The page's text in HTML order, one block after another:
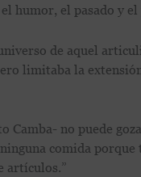
humor, el pasado y
de aquel
limitaba la
Camba- no puede
comida
artículos.”